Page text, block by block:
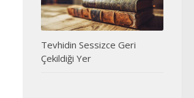
Tevhidin Sessizce Geri
Çekildiği Yer